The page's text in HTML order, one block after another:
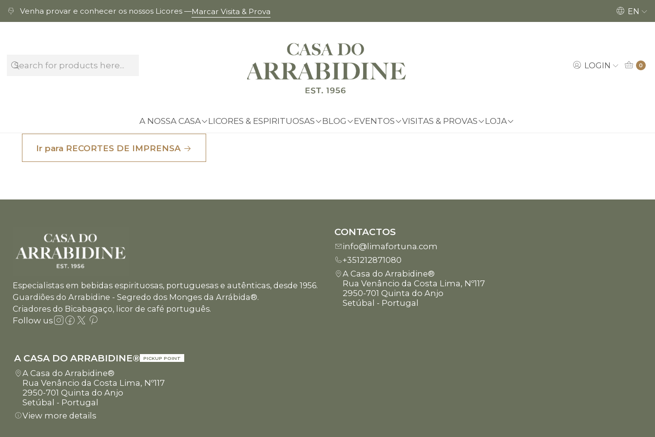
LOGIN 0
A NOSSA CASA LICORES & ESPIRITUOSAS BLOG EVENTOS VISITAS & PROVAS LOJA
Venha provar e conhecer os nossos Licores —Marcar Visita & Prova Encomendas até dia 18/12 poderão ser
EN
BLOG
RECORTES DE IMPRENSA
Ir para RECORTES DE IMPRENSA
Especialistas em bebidas espirituosas, portuguesas e autênticas, desde 1956.
Guardiões do Arrabidine - Segredo dos Monges da Arrábida®.
Criadores do Bicabagaço, licor de café português.
Follow us
CONTACTOS
info@limafortuna.com
+351212871080
A Casa do Arrabidine®
Rua Venâncio da Costa Lima, Nº117
2950-701 Quinta do Anjo
Setúbal - Portugal
A CASA DO ARRABIDINE® PICKUP POINT
A Casa do Arrabidine®
Rua Venâncio da Costa Lima, Nº117
2950-701 Quinta do Anjo
Setúbal - Portugal
View more details